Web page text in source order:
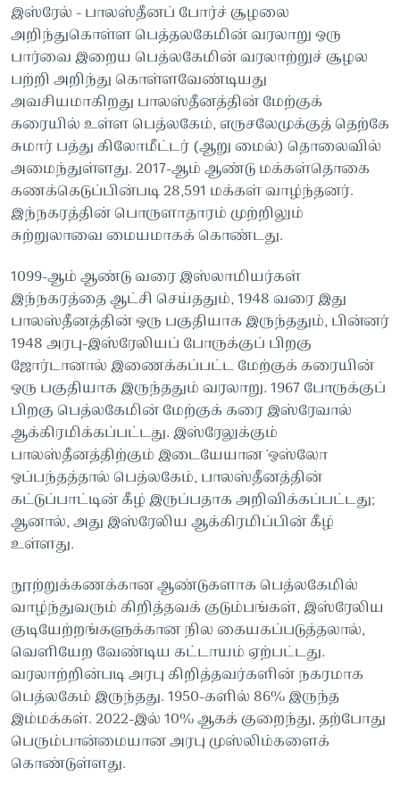
இஸ்ரேல் - பாலஸ்தீனப் போர்ச் சூழலை
அறிந்துகொள்ள பெத்தலகேமின் வரலாறு ஒரு
பார்வை இறைய பெத்லகேமின் வரலாற்றுச் சூழல
பற்றி அறிந்து கொள்ளவேண்டியது
அவசியமாகிறது பாலஸ்தீனத்தின் மேற்குக்
கரையில் உள்ள பெத்லகேம், எருசலேமுக்குத் தெற்கே
சுமார் பத்து கிலோமீட்டர் (ஆறு மைல்) தொலைவில்
அமைந்துள்ளது. 2017-ஆம் ஆண்டு மக்கள்தொகை
கணக்கெடுப்பின்படி 28,591 மக்கள் வாழ்ந்தனர்.
இந்நகரத்தின் பொருளாதாரம் முற்றிலும்
சுற்றுலாவை மையமாகக் கொண்டது.
1099-ஆம் ஆண்டு வரை இஸ்லாமியர்கள்
இந்நகரத்தை ஆட்சி செய்ததும், 1948 வரை இது
பாலஸ்தீனத்தின் ஒரு பகுதியாக இருந்ததும், பின்னர்
1948 அரபு-இஸ்ரேலியப் போருக்குப் பிறகு
ஜோர்டானால் இணைக்கப்பட்ட மேற்குக் கரையின்
ஒரு பகுதியாக இருந்ததும் வரலாறு. 1967 போருக்குப்
பிறகு பெத்லகேமின் மேற்குக் கரை இஸ்ரேவால்
ஆக்கிரமிக்கப்பட்டது. இஸ்ரேலுக்கும்
பாலஸ்தீனத்திற்கும் இடையேயான 'ஒஸ்லோ
ஒப்பந்தத்தால் பெத்லகேம், பாலஸ்தீனத்தின்
கட்டுப்பாட்டின் கீழ் இருப்பதாக அறிவிக்கப்பட்டது;
ஆனால், அது இஸ்ரேலிய ஆக்கிரமிப்பின் கீழ்
உள்ளது.
நூற்றுக்கணக்கான ஆண்டுகளாக பெத்லகேமில்
வாழ்ந்துவரும் கிறித்தவக் குடும்பங்கள், இஸ்ரேலிய
குடியேற்றங்களுக்கான நில கையகப்படுத்தலால்,
வெளியேற வேண்டிய கட்டாயம் ஏற்பட்டது.
வரலாற்றின்படி அரபு கிறித்தவர்களின் நகரமாக
பெத்லகேம் இருந்தது. 1950-களில் 86% இருந்த
இம்மக்கள். 2022-இல் 10% ஆகக் குறைந்து, தற்போது
பெரும்பான்மையான அரபு முஸ்லிம்களைக்
கொண்டுள்ளது.